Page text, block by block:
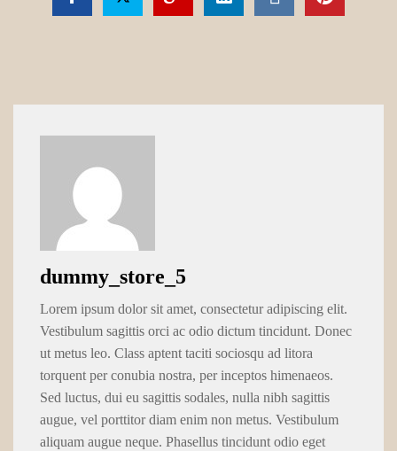
dummy_store_5
Lorem ipsum dolor sit amet, consectetur adipiscing elit.
Vestibulum sagittis orci ac odio dictum tincidunt. Donec
ut metus leo. Class aptent taciti sociosqu ad litora
torquent per conubia nostra, per inceptos himenaeos.
Sed luctus, dui eu sagittis sodales, nulla nibh sagittis
augue, vel porttitor diam enim non metus. Vestibulum
aliquam augue neque. Phasellus tincidunt odio eget